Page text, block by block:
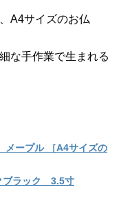
A4サイズのお仏
な手作業で生まれる
ープル ［A4サイズの
ブラック 3.5寸